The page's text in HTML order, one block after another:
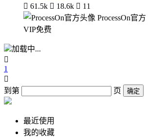
 61.5k  18.6k  11
ProcessOn官方
VIP免费
加载中...

1

到第
页 确定
最近使用
我的收藏